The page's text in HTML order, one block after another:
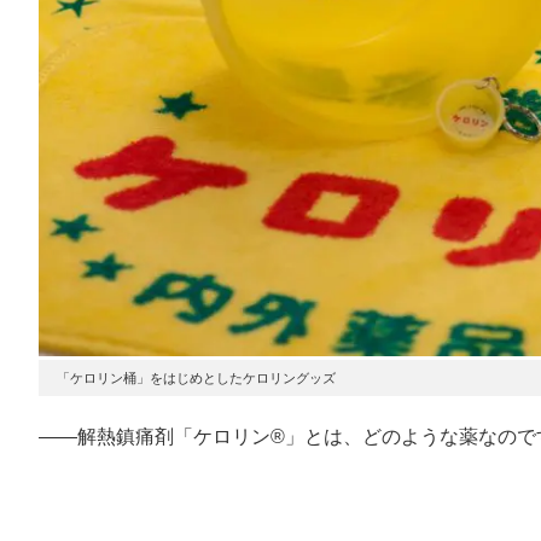
「ケロリン桶」をはじめとしたケロリングッズ
――解熱鎮痛剤「ケロリン®」とは、どのような薬なので